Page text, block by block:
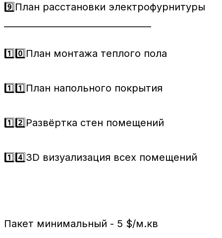
9️⃣План расстановки электрофурнитуры
1️⃣0️⃣План монтажа теплого пола
1️⃣1️⃣План напольного покрытия
1️⃣2️⃣Развёртка стен помещений
1️⃣4️⃣3D визуализация всех помещений
Пакет минимальный - 5 $/м.кв